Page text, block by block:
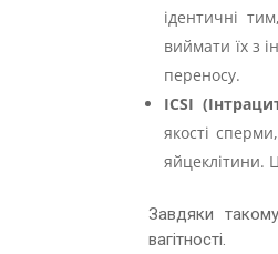
ідентичні
виймати їх з
переносу.
ICSI
якості
яйцеклітини.
Завдяки
вагітності.